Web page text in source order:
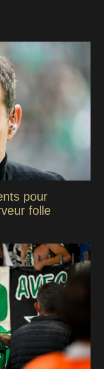
pour
folle